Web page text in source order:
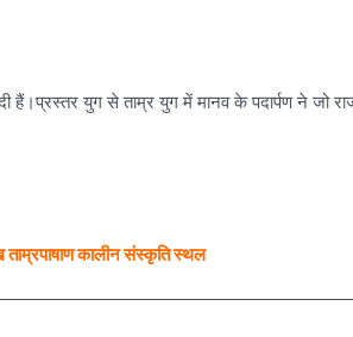
युग से ताम्र युग में मानव के पदार्पण ने जो
कालीन संस्कृति स्थल